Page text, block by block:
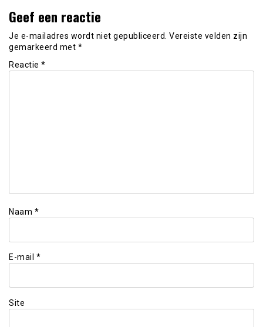
Geef een reactie
Je e-mailadres wordt niet gepubliceerd. Vereiste velden zijn
gemarkeerd met *
Reactie *
Naam *
E-mail *
Site